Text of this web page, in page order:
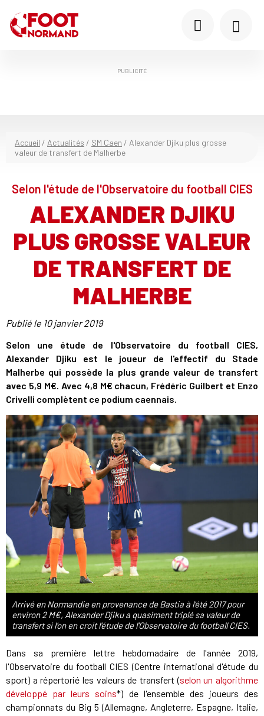
PUBLICITÉ
Accueil / Actualités / SM Caen / Alexander Djiku plus grosse
valeur de transfert de Malherbe
Selon l'étude de l'Observatoire du football CIES
ALEXANDER DJIKU
PLUS GROSSE VALEUR
DE TRANSFERT DE
MALHERBE
Publié le 10 janvier 2019
Selon une étude de l'Observatoire du football CIES,
Alexander Djiku est le joueur de l'effectif du Stade
Malherbe qui possède la plus grande valeur de transfert
avec 5,9 M€. Avec 4,8 M€ chacun, Frédéric Guilbert et Enzo
Crivelli complètent ce podium caennais.
Arrivé en Normandie en provenance de Bastia à l'été 2017 pour
environ 2 M€, Alexander Djiku a quasiment triplé sa valeur de
transfert si l'on en croit l'étude de l'Observatoire du football CIES.
Dans sa première lettre hebdomadaire de l'année 2019,
l'Observatoire du football CIES (Centre international d'étude du
sport) a répertorié les valeurs de transfert (selon un algorithme
développé par leurs soins*) de l'ensemble des joueurs des
championnats du Big 5 (Allemagne, Angleterre, Espagne, Italie,